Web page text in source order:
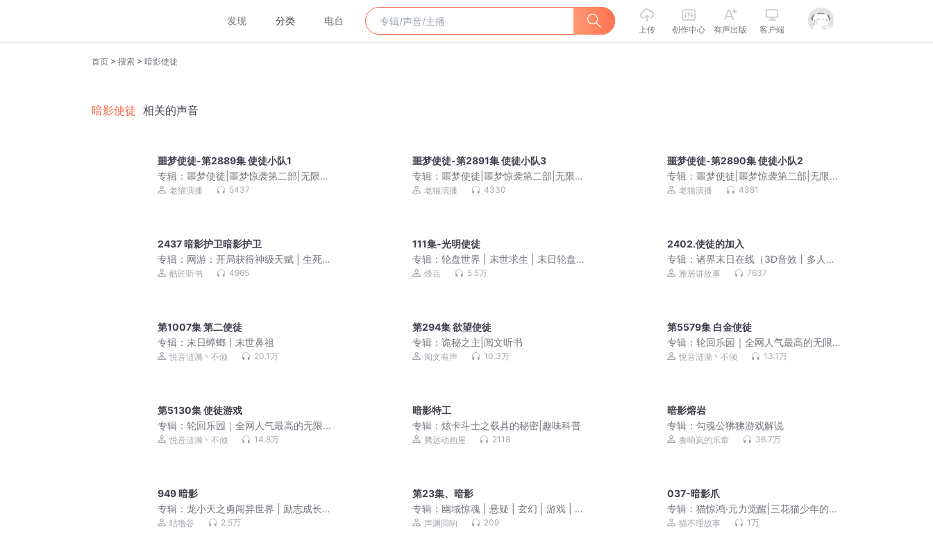
发现 分类 电台
上传 创作中心 有声出版 客户端
首页 > 搜索 > 暗影使徒
暗影使徒 相关的声音
噩梦使徒-第2889集 使徒小队1
专辑： 噩梦使徒|噩梦惊袭第二部|无限
流|老猫演播领衔多人有声剧
老猫演播 5437
噩梦使徒-第2891集 使徒小队3
专辑：噩梦使徒|噩梦惊袭第二部|无限
流|老猫演播领衔多人有声剧
老猫演播 4330
噩梦使徒-第2890集 使徒小队2
专辑：噩梦使徒|噩梦惊袭第二部|无限
流|老猫演播领衔多人有声剧
老猫演播 4381
2437 暗影护卫暗影护卫
专辑： 网游：开局获得神级天赋 | 生死
游戏|全民神战
酷匠听书 4965
111集-光明使徒
专辑：轮盘世界 | 末世求生 | 末日轮盘 |
烽岳演播 | 丧失危机 | 轮盘抽奖 | 生存策
烽岳 5.5万
2402.使徒的加入
专辑：诸界末日在线（3D音效丨多人丨
VIP免费）
雅居讲故事 7637
第1007集 第二使徒
专辑： 末日蟑螂丨末世鼻祖
悦音涟漪丶不倾 20.1万
第294集 欲望使徒
专辑：诡秘之主|阅文听书
阅文有声 10.3万
第5579集 白金使徒
专辑：轮回乐园｜全网人气最高的无限
流 悦音涟漪丶不倾 13.1万
第5130集 使徒游戏
专辑： 轮回乐园｜全网人气最高的无限
流 悦音涟漪丶不倾 14.8万
暗影特工
专辑：炫卡斗士之载具的秘密|趣味科普
腾远动画屋 2118
暗影熔岩
专辑：勾魂公狒狒游戏解说
奏响岚的乐章 36.7万
949 暗影
专辑： 龙小天之勇闯异世界 | 励志成长
故事咕噜谷 2.5万
第23集、暗影
专辑： 幽域惊魂 | 悬疑 | 玄幻 | 游戏 | 现
言 |神话 |轮回 |声渊回响制作
声渊回响 209
037-暗影爪
专辑：猫惊鸿·元力觉醒|三花猫少年的传
奇异能|猫不理故事
猫不理故事 1万